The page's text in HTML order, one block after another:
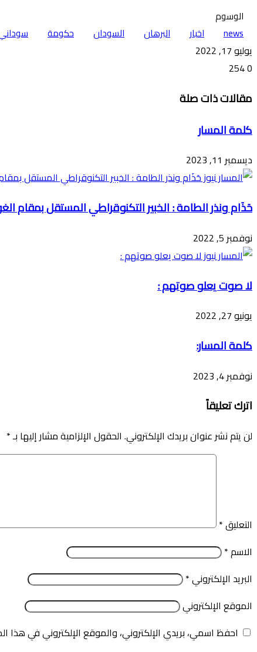
الوسوم
news
اخبار البرهان السودان حكومة
يوليو 17, 2022
0
عبر
مقالات ذات صلة
كلمة المسار
ديسمبر 11, 2023
حَذَام ونذر الطامة : الخبير التكنوقراطي المستقل بمقام
نوفمبر 5, 2022
لا صوت يعلو صوتهم :
يونيو 27, 2022
كلمة المسار:
نوفمبر 4, 2023
اترك تعليقاً
لن يتم نشر عنوان بريدك الإلكتروني. الحقول الإلزامية مشار إليها بـ*
التعليق*
الاسم*
البريد الإلكتروني*
الموقع الإلكتروني
احفظ اسمي، بريدي الإلكتروني، والموقع الإلكتروني في هذا